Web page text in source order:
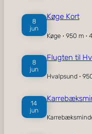
8
jun
Køge Kort
Køge ⋅ 950 m ⋅
8
jun
Flugten til
Hvalpsund ⋅
14
jun